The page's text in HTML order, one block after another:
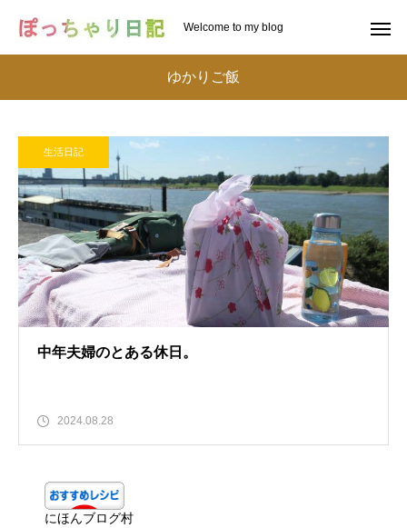
Welcome to my blog
ゆかりご飯
生活日記
中年夫婦のとある休日。
2024.08.28
にほんブログ村